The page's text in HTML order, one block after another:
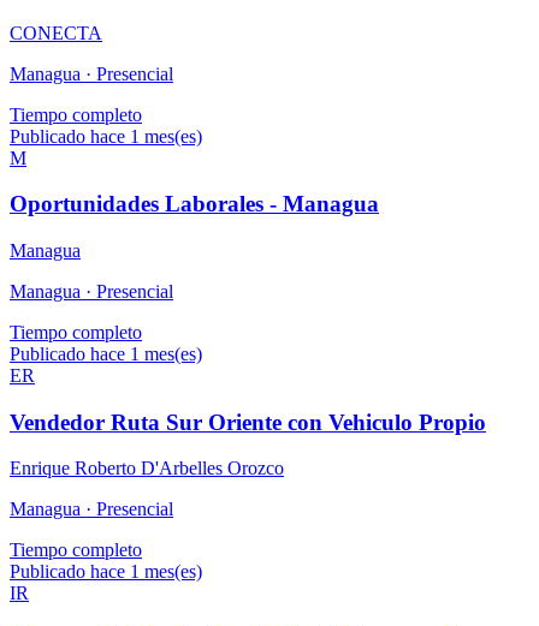
CONECTA
Managua · Presencial
Tiempo completo
Publicado hace 1 mes(es)
M
Oportunidades Laborales - Managua
Managua
Managua · Presencial
Tiempo completo
Publicado hace 1 mes(es)
ER
Vendedor Ruta Sur Oriente con Vehiculo Propio
Enrique Roberto D'Arbelles Orozco
Managua · Presencial
Tiempo completo
Publicado hace 1 mes(es)
IR